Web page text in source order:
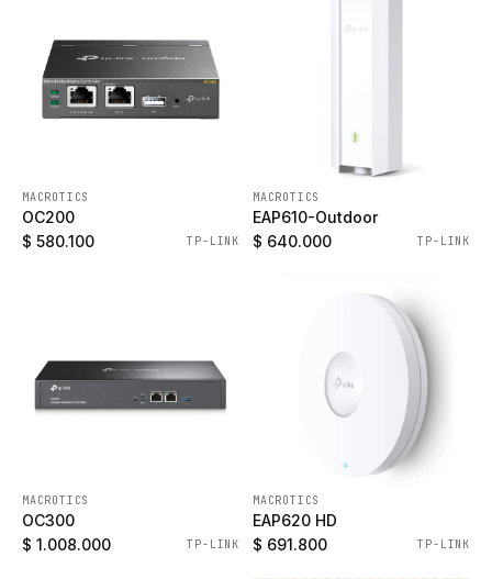
MACROTICS
OC200
$ 580.100
TP-LINK
MACROTICS
EAP610-Outdoor
$ 640.000
TP-LINK
MACROTICS
OC300
$ 1.008.000
TP-LINK
MACROTICS
EAP620 HD
$ 691.800
TP-LINK